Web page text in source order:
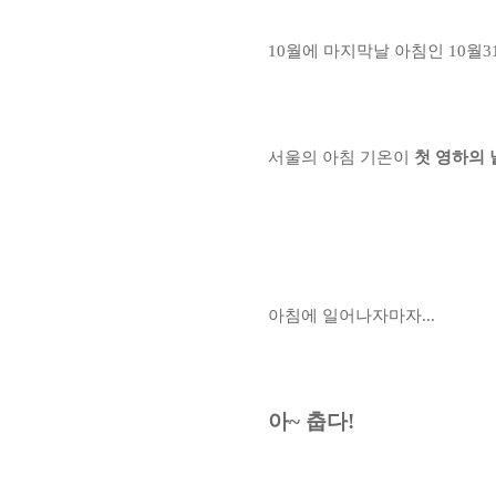
10월에 마지막날 아침인 10월
서울의 아침 기온이 첫 영하의
아침에 일어나자마자...
아~ 춥다!